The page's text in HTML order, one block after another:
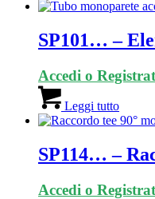
SP101… –
Accedi o
Leggi tutto
SP114… –
Accedi o